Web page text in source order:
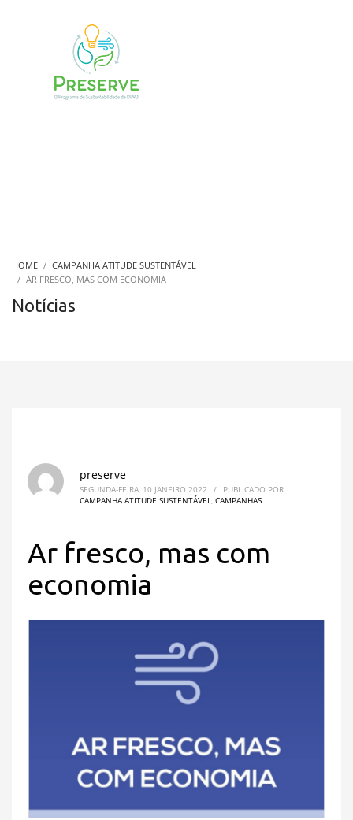
HOME
CAMPANHA ATITUDE SUSTENTÁVEL
AR FRESCO, MAS COM ECONOMIA
Notícias
preserve
SEGUNDA-FEIRA, 10 JANEIRO 2022 /
PUBLICADO POR
CAMPANHA ATITUDE SUSTENTÁVEL, CAMPANHAS
Ar fresco, mas com
economia